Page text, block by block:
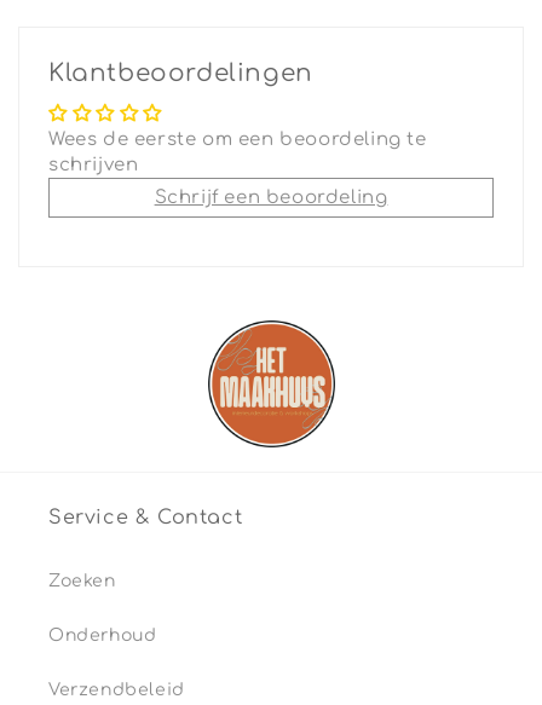
Klantbeoordelingen
Wees de eerste om een beoordeling te
schrijven
Schrijf een beoordeling
Service & Contact
Zoeken
Onderhoud
Verzendbeleid